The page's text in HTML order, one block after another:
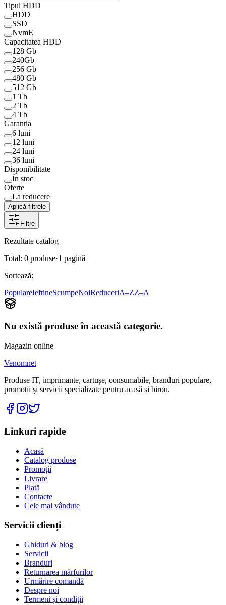
Tipul HDD
HDD
SSD
NvmE
Capacitatea HDD
128 Gb
240Gb
256 Gb
480 Gb
512 Gb
1 Tb
2 Tb
4 Tb
Garanția
6 luni
12 luni
24 luni
36 luni
Disponibilitate
În stoc
Oferte
La reducere
Aplică filtrele
Filtre
Rezultate catalog
Total: 0 produse·1 pagină
Sortează:
PopulareIeftineScumpeNoiReduceriA–ZZ–A
Nu există produse în această categorie.
Magazin online
Venomnet
Produse IT, imprimante, cartușe, consumabile, branduri populare,
promoții și servicii specializate pentru acasă și birou.
Linkuri rapide
Acasă
Catalog produse
Promoții
Livrare
Plată
Contacte
Cele mai vândute
Servicii clienți
Ghiduri & blog
Servicii
Branduri
Returnarea mărfurilor
Urmărire comandă
Despre noi
Termeni și condiții